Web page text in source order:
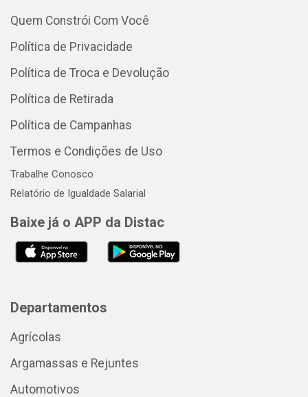
Quem Constrói Com Você
Política de Privacidade
Política de Troca e Devolução
Política de Retirada
Política de Campanhas
Termos e Condições de Uso
Trabalhe Conosco
Relatório de Igualdade Salarial
Baixe já o APP da Distac
Departamentos
Agrícolas
Argamassas e Rejuntes
Automotivos